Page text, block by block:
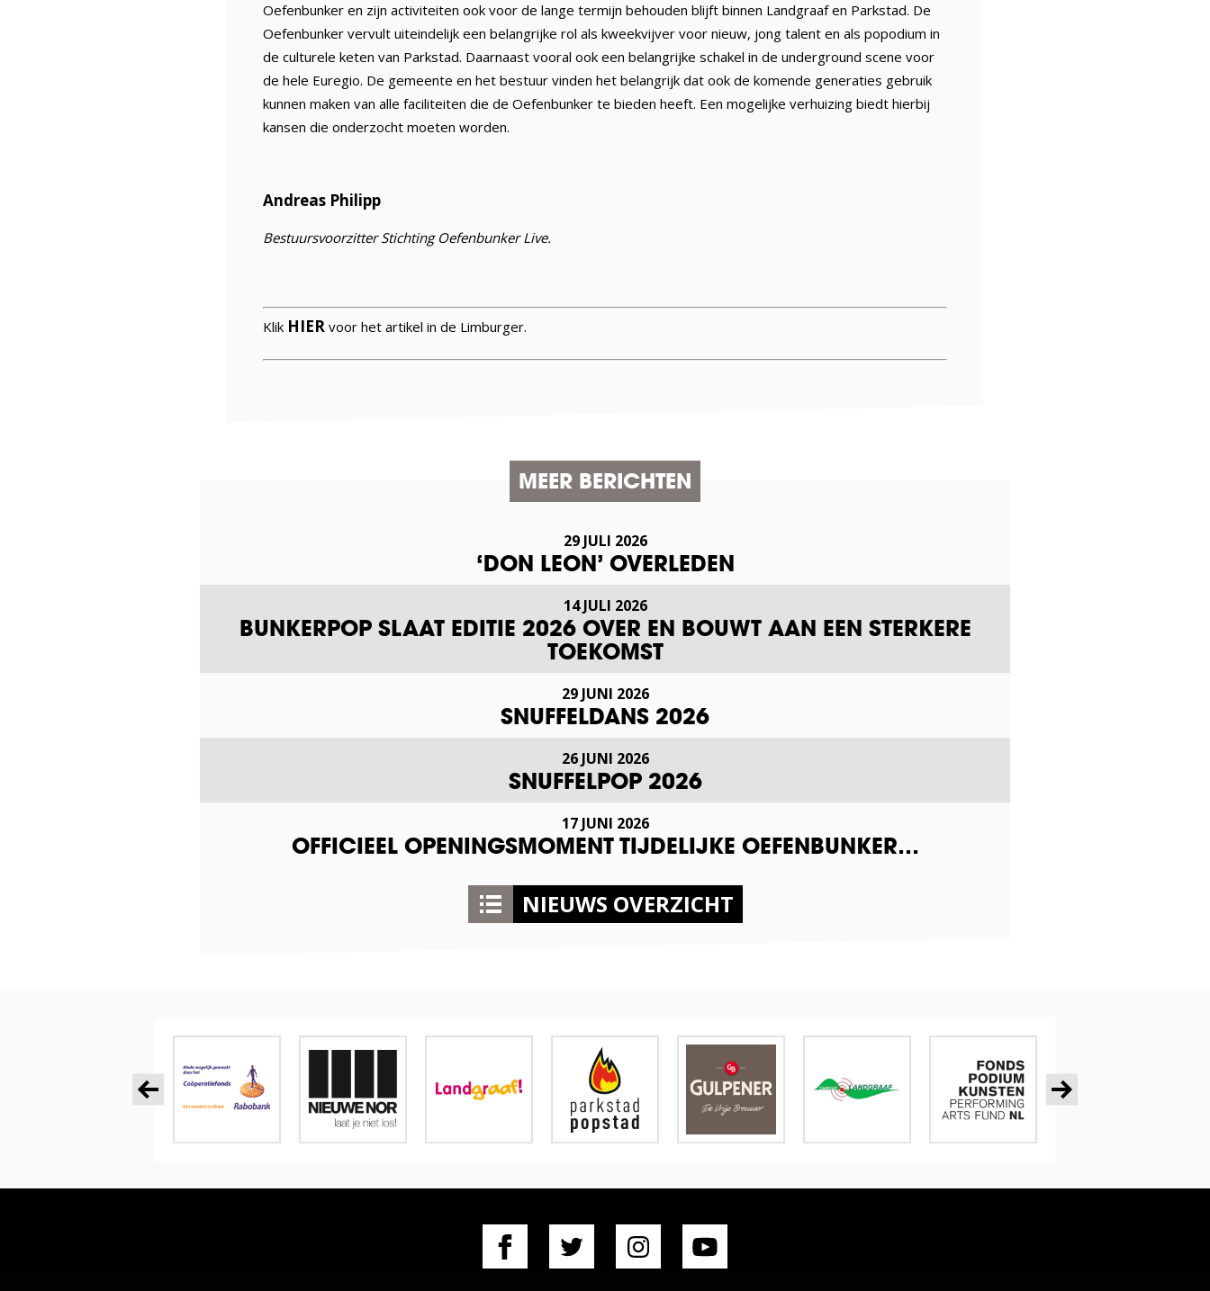
Oefenbunker en zijn activiteiten ook voor de lange termijn behouden blijft binnen Landgraaf en Parkstad. De
Oefenbunker vervult uiteindelijk een belangrijke rol als kweekvijver voor nieuw, jong talent en als popodium in
de culturele keten van Parkstad. Daarnaast vooral ook een belangrijke schakel in de underground scene voor
de hele Euregio. De gemeente en het bestuur vinden het belangrijk dat ook de komende generaties gebruik
kunnen maken van alle faciliteiten die de Oefenbunker te bieden heeft. Een mogelijke verhuizing biedt hierbij
kansen die onderzocht moeten worden.
Andreas Philipp
Bestuursvoorzitter Stichting Oefenbunker Live.
Klik HIER voor het artikel in de Limburger.
MEER BERICHTEN
29 JULI 2026
‘DON LEON’ OVERLEDEN
14 JULI 2026
BUNKERPOP SLAAT EDITIE 2026 OVER EN BOUWT AAN EEN STERKERE
TOEKOMST
29 JUNI 2026
SNUFFELDANS 2026
26 JUNI 2026
SNUFFELPOP 2026
17 JUNI 2026
OFFICIEEL OPENINGSMOMENT TIJDELIJKE OEFENBUNKER…
NIEUWS OVERZICHT